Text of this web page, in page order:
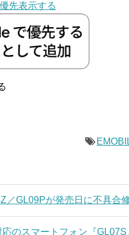
先表示する
／GL09Pが発売日に不具合
応のスマートフォン『